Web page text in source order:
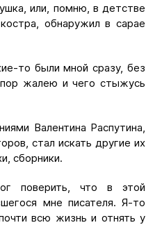
или, помню, в детстве
обнаружил в сарае
то были мной сразу, без
жалею и чего стыжусь
Валентина Распутина,
стал искать другие их
сборники.
поверить, что в этой
мне писателя. Я-то
всю жизнь и отнять у